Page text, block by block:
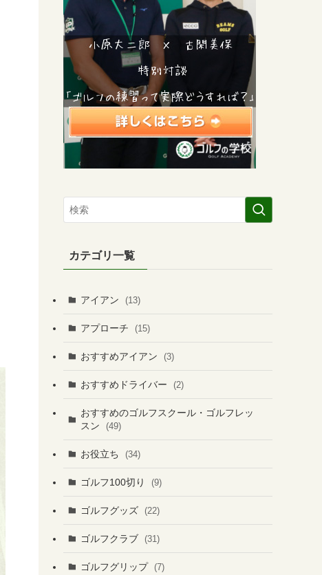
カテゴリ一覧
アイアン (13)
アプローチ (15)
おすすめアイアン (3)
おすすめドライバー (2)
おすすめのゴルフスクール・ゴルフレッ
スン
(49)
お役立ち (34)
ゴルフ100切り (9)
ゴルフグッズ (22)
ゴルフクラブ (31)
ゴルフグリップ (7)